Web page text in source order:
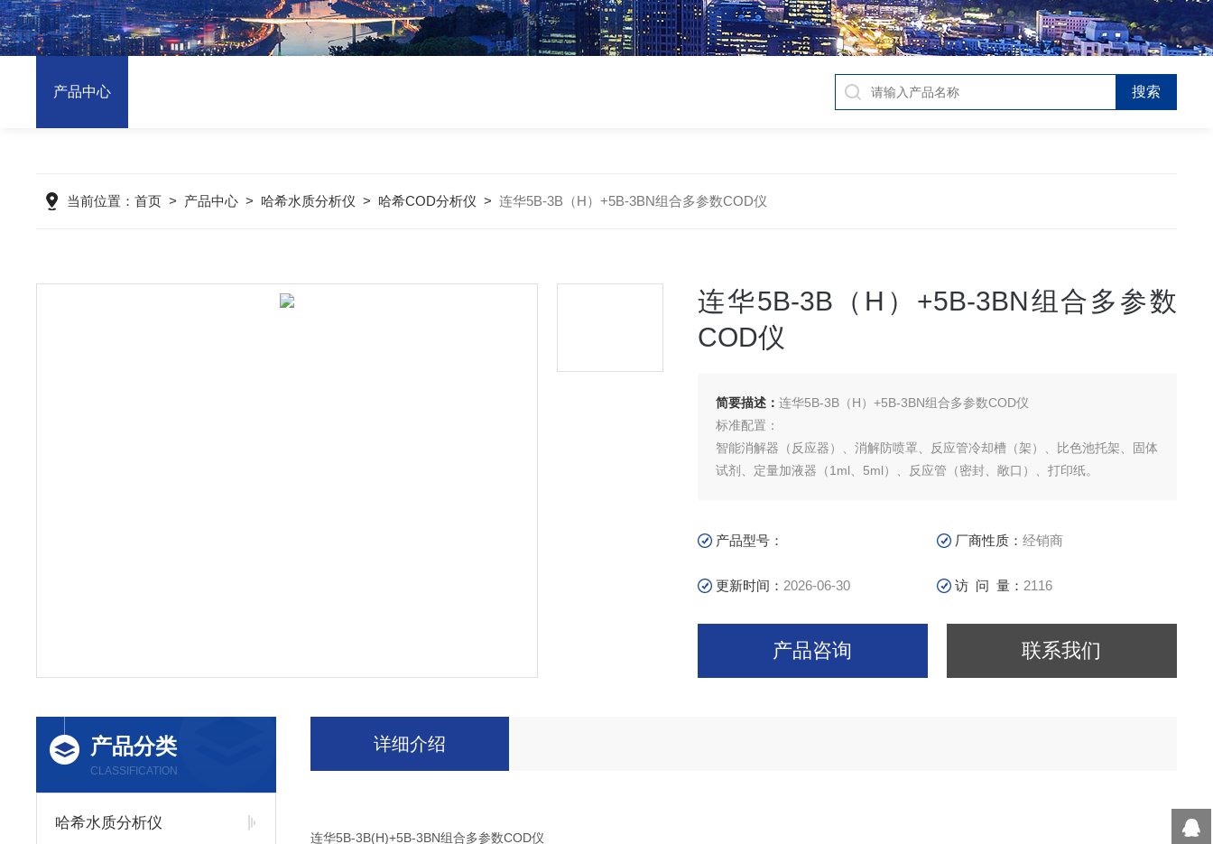
产品中心
当前位置：首页 > 产品中心 > 哈希水质分析仪 > 哈希COD分析仪 >连华5B-3B（H）+5B-3BN组合多参数COD仪
连华5B-3B（H）+5B-3BN组合多参数
COD仪
简要描述：连华5B-3B（H）+5B-3BN组合多参数COD仪
标准配置：
智能消解器（反应器）、消解防喷罩、反应管冷却槽（架）、比色池托架、固体
试剂、定量加液器（1ml、5ml）、反应管（密封、敞口）、打印纸。
产品型号： 厂商性质：经销商
更新时间： 2026-06-30 访 问 量： 2116
产品咨询 联系我们
产品分类
CLASSIFICATION
哈希水质分析仪
详细介绍
连华5B-3B(H)+5B-3BN组合多参数COD仪